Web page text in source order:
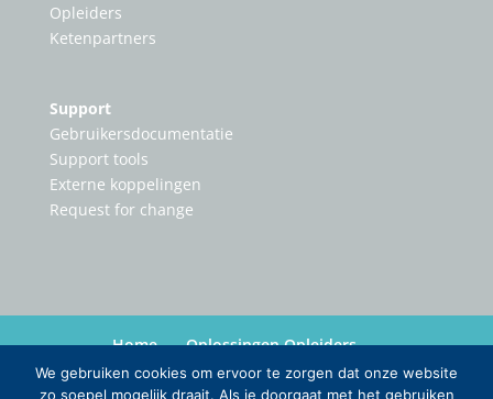
Opleiders
Ketenpartners
Support
Gebruikersdocumentatie
Support tools
Externe koppelingen
Request for change
Home
Oplossingen Opleiders
Oplossingen Ketenpartners
Nieuws
Over
Contact
We gebruiken cookies om ervoor te zorgen dat onze website
zo soepel mogelijk draait. Als je doorgaat met het gebruiken